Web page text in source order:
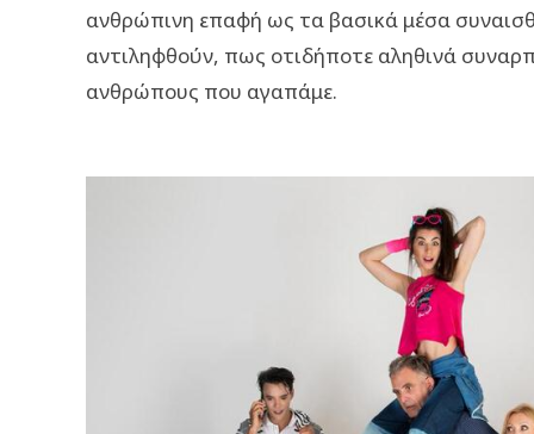
ανθρώπινη επαφή ως τα βασικά μέσα
αντιληφθούν, πως οτιδήποτε αληθινά
ανθρώπους που αγαπάμε.